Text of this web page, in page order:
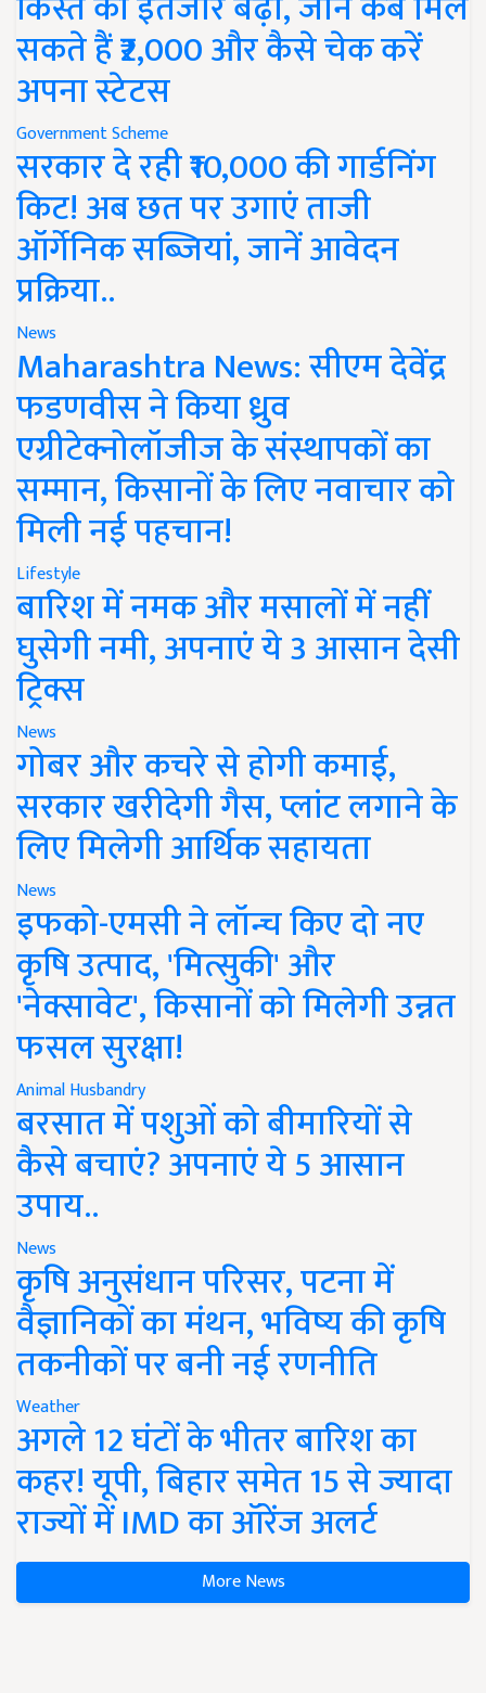
सकते हैं ₹2,000 और कैसे चेक करें
अपना स्टेटस
Government Scheme
सरकार दे रही ₹10,000 की गार्डनिंग
किट! अब छत पर उगाएं ताजी
ऑर्गेनिक सब्जियां, जानें आवेदन
प्रक्रिया..
News
Maharashtra News: सीएम देवेंद्र
फडणवीस ने किया ध्रुव
एग्रीटेक्नोलॉजीज के संस्थापकों का
सम्मान, किसानों के लिए नवाचार को
मिली नई पहचान!
Lifestyle
बारिश में नमक और मसालों में नहीं
घुसेगी नमी, अपनाएं ये 3 आसान देसी
ट्रिक्स
News
गोबर और कचरे से होगी कमाई,
सरकार खरीदेगी गैस, प्लांट लगाने के
लिए मिलेगी आर्थिक सहायता
News
इफको-एमसी ने लॉन्च किए दो नए
कृषि उत्पाद, 'मित्सुकी' और
'नेक्सावेट', किसानों को मिलेगी उन्नत
फसल सुरक्षा!
Animal Husbandry
बरसात में पशुओं को बीमारियों से
कैसे बचाएं? अपनाएं ये 5 आसान
उपाय..
News
कृषि अनुसंधान परिसर, पटना में
वैज्ञानिकों का मंथन, भविष्य की कृषि
तकनीकों पर बनी नई रणनीति
Weather
अगले 12 घंटों के भीतर बारिश का
कहर! यूपी, बिहार समेत 15 से ज्यादा
राज्यों में IMD का ऑरेंज अलर्ट
More News